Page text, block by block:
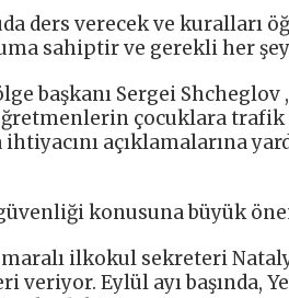
ders verecek ve kuralları
sahiptir ve gerekli her
başkanı Sergei Shcheglov
çocuklara trafik
açıklamalarına
konusuna büyük
ilkokul sekreteri
Eylül ayı başında,